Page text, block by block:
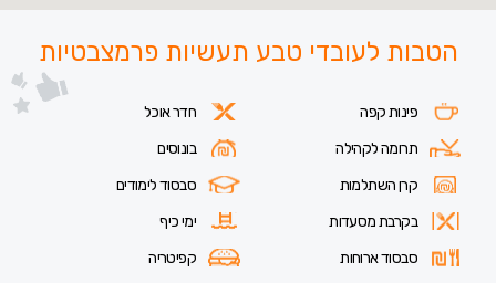
הטבות לעובדי טבע תעשיות פרמצבטיות
פינות קפה
חדר אוכל
תרומה לקהילה
בונוסים
קרן השתלמות
סבסוד לימודים
בקרבת מסעדות
ימי כיף
סבסוד ארוחות
קפיטריה